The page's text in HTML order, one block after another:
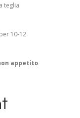
teglia
10-12
appetito